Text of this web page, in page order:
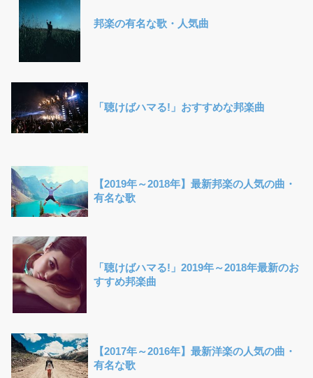
邦楽の有名な歌・人気曲
「聴けばハマる!」おすすめな邦楽曲
【2019年～2018年】最新邦楽の人気の曲・
有名な歌
「聴けばハマる!」2019年～2018年最新のお
すすめ邦楽曲
【2017年～2016年】最新洋楽の人気の曲・
有名な歌